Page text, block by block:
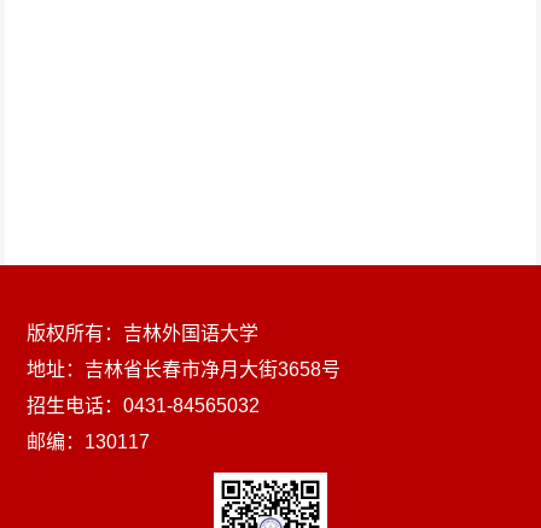
版权所有：吉林外国语大学
地址：吉林省长春市净月大街3658号
招生电话：0431-84565032
邮编：130117